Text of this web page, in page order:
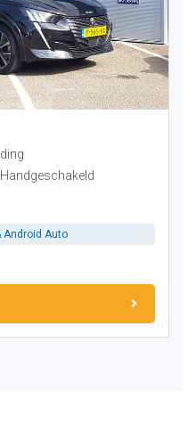
Handgeschakeld
Android Auto